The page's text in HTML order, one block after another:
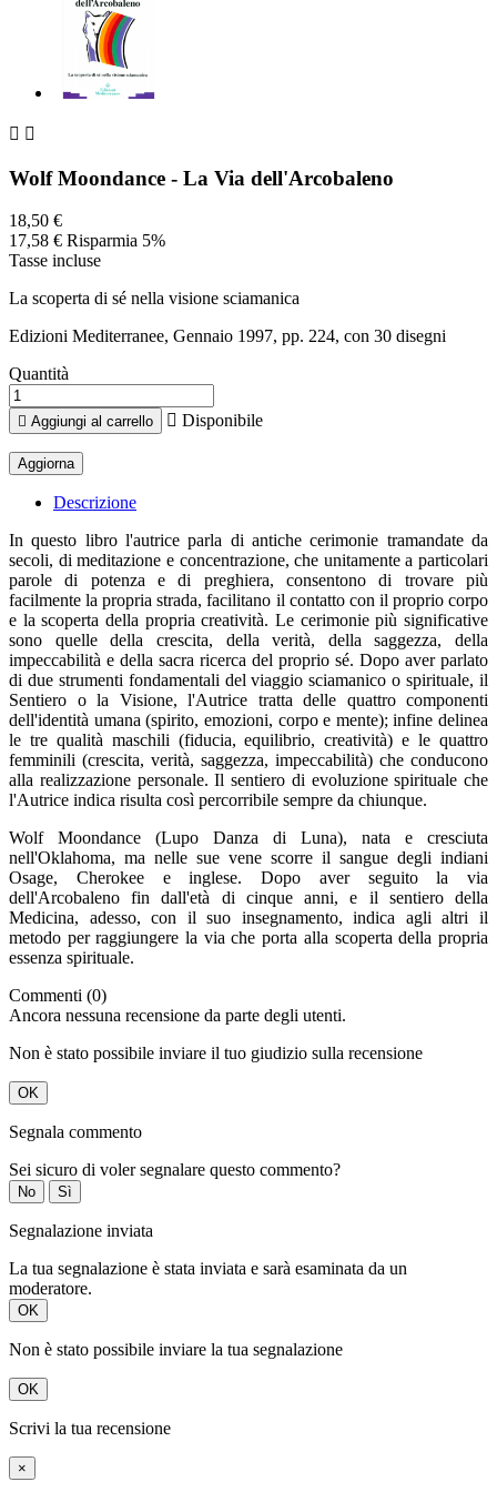
 
Wolf Moondance - La Via dell'Arcobaleno
18,50 €
17,58 € Risparmia 5%
Tasse incluse
La scoperta di sé nella visione sciamanica
Edizioni Mediterranee, Gennaio 1997, pp. 224, con 30 disegni
Quantità
 Aggiungi al carrello  Disponibile
Descrizione
In questo libro l'autrice parla di antiche cerimonie tramandate da
secoli, di meditazione e concentrazione, che unitamente a particolari
parole di potenza e di preghiera, consentono di trovare più
facilmente la propria strada, facilitano il contatto con il proprio corpo
e la scoperta della propria creatività. Le cerimonie più significative
sono quelle della crescita, della verità, della saggezza, della
impeccabilità e della sacra ricerca del proprio sé. Dopo aver parlato
di due strumenti fondamentali del viaggio sciamanico o spirituale, il
Sentiero o la Visione, l'Autrice tratta delle quattro componenti
dell'identità umana (spirito, emozioni, corpo e mente); infine delinea
le tre qualità maschili (fiducia, equilibrio, creatività) e le quattro
femminili (crescita, verità, saggezza, impeccabilità) che conducono
alla realizzazione personale. Il sentiero di evoluzione spirituale che
l'Autrice indica risulta così percorribile sempre da chiunque.
Wolf Moondance (Lupo Danza di Luna), nata e cresciuta
nell'Oklahoma, ma nelle sue vene scorre il sangue degli indiani
Osage, Cherokee e inglese. Dopo aver seguito la via
dell'Arcobaleno fin dall'età di cinque anni, e il sentiero della
Medicina, adesso, con il suo insegnamento, indica agli altri il
metodo per raggiungere la via che porta alla scoperta della propria
essenza spirituale.
Commenti (0)
Ancora nessuna recensione da parte degli utenti.
Non è stato possibile inviare il tuo giudizio sulla recensione
OK
Segnala commento
Sei sicuro di voler segnalare questo commento?
No Sì
Segnalazione inviata
La tua segnalazione è stata inviata e sarà esaminata da un
moderatore.
OK
Non è stato possibile inviare la tua segnalazione
OK
Scrivi la tua recensione
×